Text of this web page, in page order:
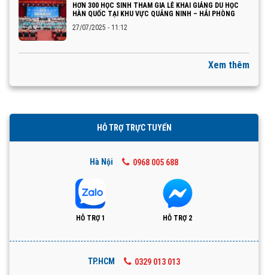
HƠN 300 HỌC SINH THAM GIA LỄ KHAI GIẢNG DU HỌC
HÀN QUỐC TẠI KHU VỰC QUẢNG NINH – HẢI PHÒNG
27/07/2025 - 11:12
Xem thêm
HỖ TRỢ TRỰC TUYẾN
Hà Nội 0968 005 688
HỖ TRỢ 1 HỖ TRỢ 2
TP.HCM 0329 013 013